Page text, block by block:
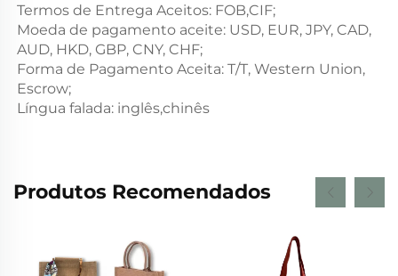
Termos de Entrega Aceitos: FOB,CIF;
Moeda de pagamento aceite: USD, EUR, JPY, CAD,
AUD, HKD, GBP, CNY, CHF;
Forma de Pagamento Aceita: T/T, Western Union,
Escrow;
Língua falada: inglês,chinês
Produtos Recomendados